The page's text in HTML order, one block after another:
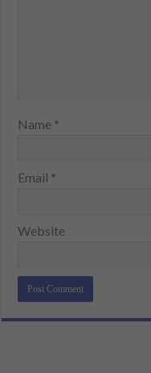
Name *
Email *
Website
Alternative: